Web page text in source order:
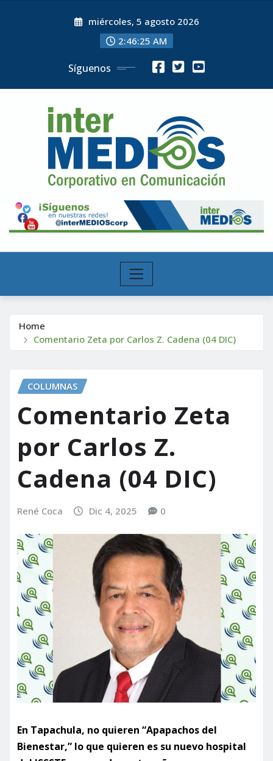
miércoles, 5 agosto 2026
2:46:27 AM
Síguenos
Home
Comentario Zeta por Carlos Z. Cadena (04 DIC)
COLUMNAS
Comentario Zeta
por Carlos Z.
Cadena (04 DIC)
René Coca Dic 4, 2025 0
En Tapachula, no quieren “Apapachos del
Bienestar,” lo que quieren es su nuevo hospital